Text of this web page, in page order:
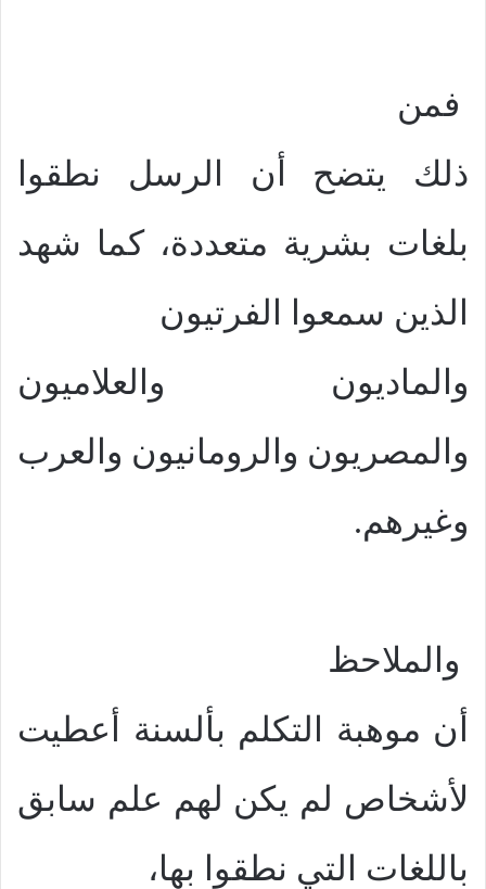
فمن
ذلك يتضح أن الرسل نطقوا
بلغات بشرية متعددة، كما شهد
الذين سمعوا الفرتيون
والماديون والعلاميون
والمصريون والرومانيون والعرب
وغيرهم.
والملاحظ
أن موهبة التكلم بألسنة أعطيت
لأشخاص لم يكن لهم علم سابق
باللغات التي نطقوا بها،